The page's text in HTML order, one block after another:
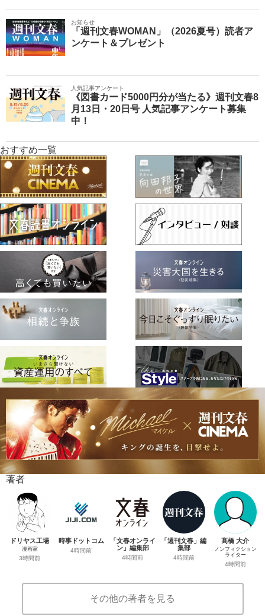
お知らせ
「週刊文春WOMAN」（2026夏号）読者ア
ンケート＆プレゼント
人気記事アンケート
《図書カード5000円分が当たる》週刊文春8
月13日・20日号 人気記事アンケート募集
中！
おすすめ一覧
著者
ドリヤス工場
漫画家
3時間前
時事ドットコム
4時間前
「文春オンライ
ン」編集部
4時間前
「週刊文春」編
集部
4時間前
髙橋 大介
ノンフィクション
ライター
4時間前
その他の著者を見る